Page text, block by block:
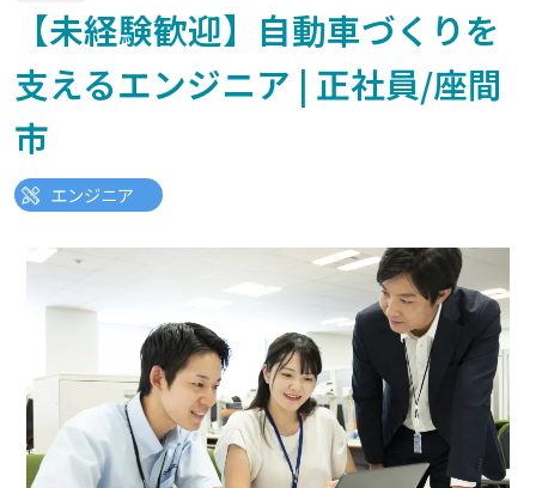
【未経験歓迎】自動車づくりを
支えるエンジニア | 正社員/座間
市
エンジニア